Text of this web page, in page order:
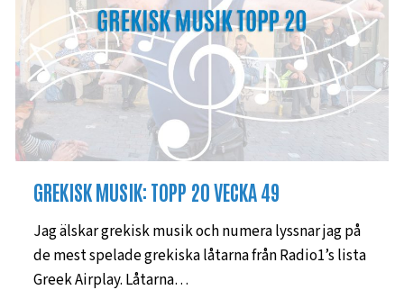
GREKISK MUSIK: TOPP 20 VECKA 49
Jag älskar grekisk musik och numera lyssnar jag på
de mest spelade grekiska låtarna från Radio1’s lista
Greek Airplay. Låtarna…